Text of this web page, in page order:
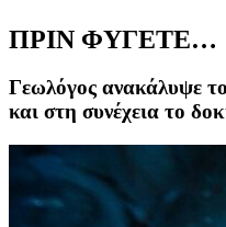
ΠΡΙΝ ΦΥΓΕΤΕ…
Γεωλόγος ανακάλυψε
και στη συνέχεια το